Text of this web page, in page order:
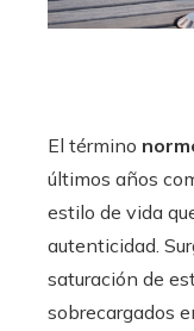
El término
últimos años
estilo de vida
autenticidad.
saturación de
sobrecargados